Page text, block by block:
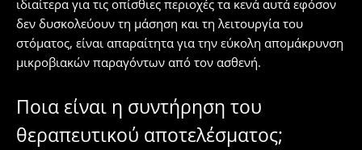
ιδιαίτερα για τις οπίσθιες περιοχές τα κενά αυτά εφόσον
δεν δυσκολεύουν τη μάσηση και τη λειτουργία του
στόματος, είναι απαραίτητα για την εύκολη απομάκρυνση
μικροβιακών παραγόντων από τον ασθενή.
Ποια είναι η συντήρηση του
θεραπευτικού αποτελέσματος;